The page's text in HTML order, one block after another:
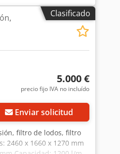
Clasificado
5.000 €
precio fijo IVA no incluído
Enviar solicitud
filtro de lodos, filtro
2460 x 1660 x 1270 mm